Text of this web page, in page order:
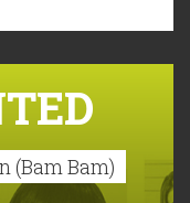
(Bam Bam)